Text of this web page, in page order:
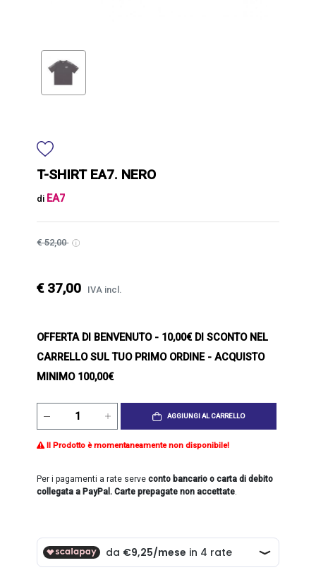
T-SHIRT EA7. NERO
di EA7
€ 52,00
€ 37,00 IVA incl.
OFFERTA DI BENVENUTO- 10,00€ DI SCONTO NEL
CARRELLO SUL TUO PRIMO ORDINE - ACQUISTO
MINIMO 100,00€
AGGIUNGI AL CARRELLO
Il Prodotto è momentaneamente non disponibile!
Per i pagamenti a rate serveconto bancario o carta di debito
collegata a PayPal. Carte prepagate non accettate.